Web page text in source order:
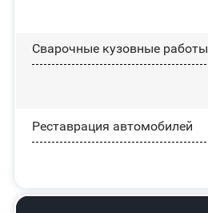
Сварочные кузовные работы
Реставрация автомобилей